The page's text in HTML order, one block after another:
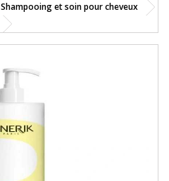
Shampooing et soin pour cheveux